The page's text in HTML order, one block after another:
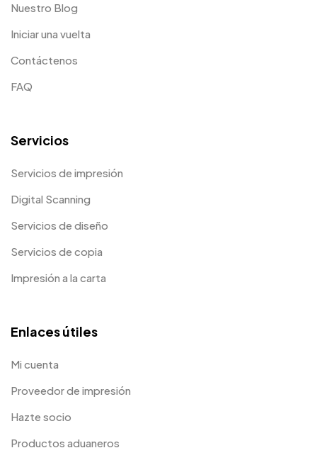
Nuestro Blog
Iniciar una vuelta
Contáctenos
FAQ
Servicios
Servicios de impresión
Digital Scanning
Servicios de diseño
Servicios de copia
Impresión a la carta
Enlaces útiles
Mi cuenta
Proveedor de impresión
Hazte socio
Productos aduaneros